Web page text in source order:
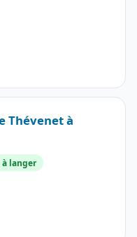
Thévenet à
à langer